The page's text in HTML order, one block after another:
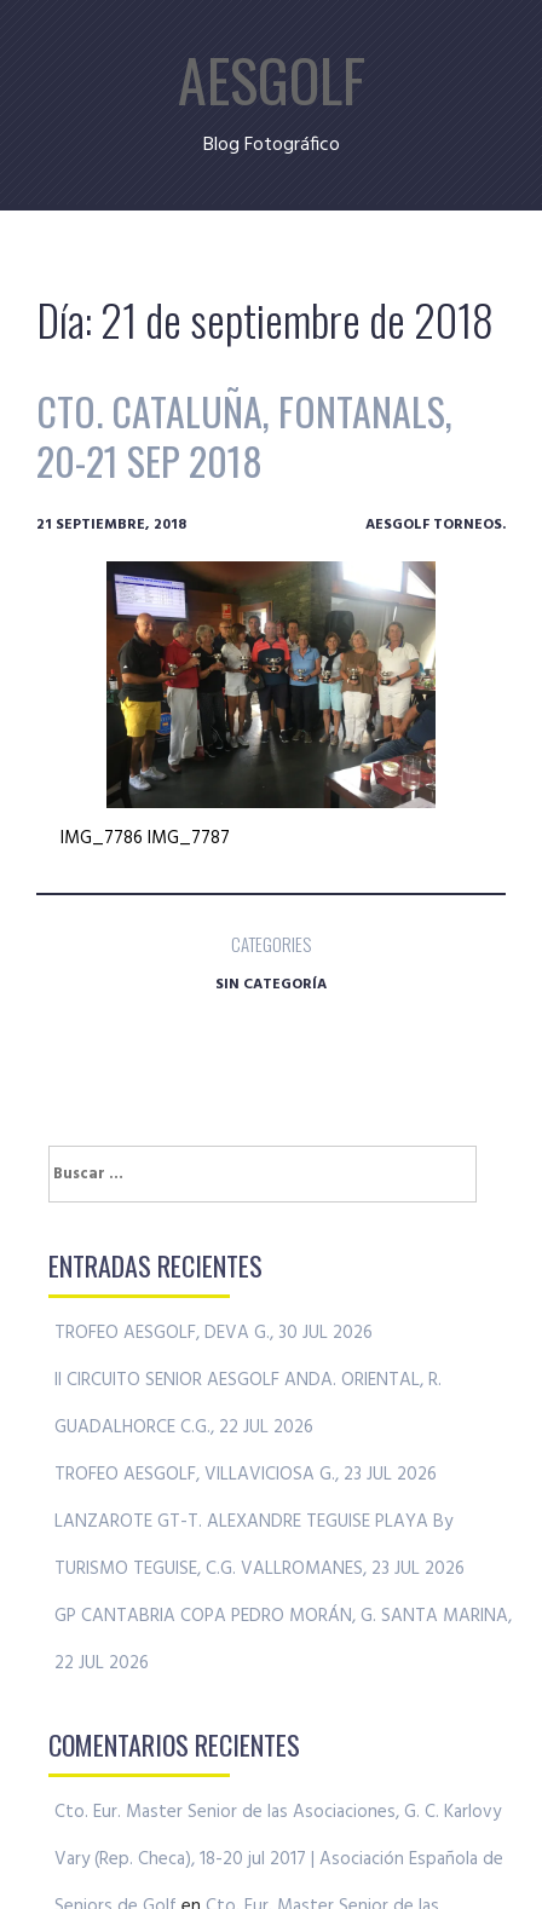
AESGOLF
Blog Fotográfico
Día:21 de septiembre de 2018
CTO. CATALUÑA, FONTANALS,
20-21 SEP 2018
21 SEPTIEMBRE, 2018 AESGOLF TORNEOS.
IMG_7786 IMG_7787
CATEGORIES
SIN CATEGORÍA
Buscar:
ENTRADAS RECIENTES
TROFEO AESGOLF, DEVA G., 30 JUL 2026
II CIRCUITO SENIOR AESGOLF ANDA. ORIENTAL, R.
GUADALHORCE C.G., 22 JUL 2026
TROFEO AESGOLF, VILLAVICIOSA G., 23 JUL 2026
LANZAROTE GT-T. ALEXANDRE TEGUISE PLAYA By
TURISMO TEGUISE, C.G. VALLROMANES, 23 JUL 2026
GP CANTABRIA COPA PEDRO MORÁN, G. SANTA MARINA,
22 JUL 2026
COMENTARIOS RECIENTES
Cto. Eur. Master Senior de las Asociaciones, G. C. Karlovy
Vary (Rep. Checa), 18-20 jul 2017 | Asociación Española de